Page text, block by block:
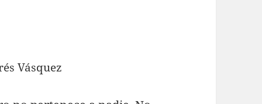
Vásquez